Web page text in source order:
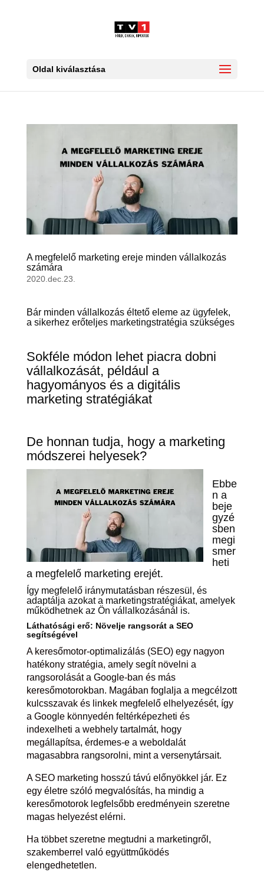
Oldal kiválasztása
A megfelelő marketing ereje minden vállalkozás
számára
2020.dec.23.
Bár minden vállalkozás éltető eleme az ügyfelek,
a sikerhez erőteljes marketingstratégia szükséges
Sokféle módon lehet piacra dobni
vállalkozását, például a
hagyományos és a digitális
marketing stratégiákat
De honnan tudja, hogy a marketing
módszerei helyesek?
Ebbe
n a
beje
gyzé
sben
megi
smer
heti
a megfelelő marketing erejét.
Így megfelelő iránymutatásban részesül, és
adaptálja azokat a marketingstratégiákat, amelyek
működhetnek az Ön vállalkozásánál is.
Láthatósági erő: Növelje rangsorát a SEO
segítségével
A keresőmotor-optimalizálás (SEO) egy nagyon
hatékony stratégia, amely segít növelni a
rangsorolását a Google-ban és más
keresőmotorokban. Magában foglalja a megcélzott
kulcsszavak és linkek megfelelő elhelyezését, így
a Google könnyedén feltérképezheti és
indexelheti a webhely tartalmát, hogy
megállapítsa, érdemes-e a weboldalát
magasabbra rangsorolni, mint a versenytársait.
A SEO marketing hosszú távú előnyökkel jár. Ez
egy életre szóló megvalósítás, ha mindig a
keresőmotorok legfelsőbb eredményein szeretne
magas helyezést elérni.
Ha többet szeretne megtudni a marketingről,
szakemberrel való együttműködés
elengedhetetlen.